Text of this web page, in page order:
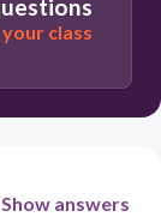
class
Show answers